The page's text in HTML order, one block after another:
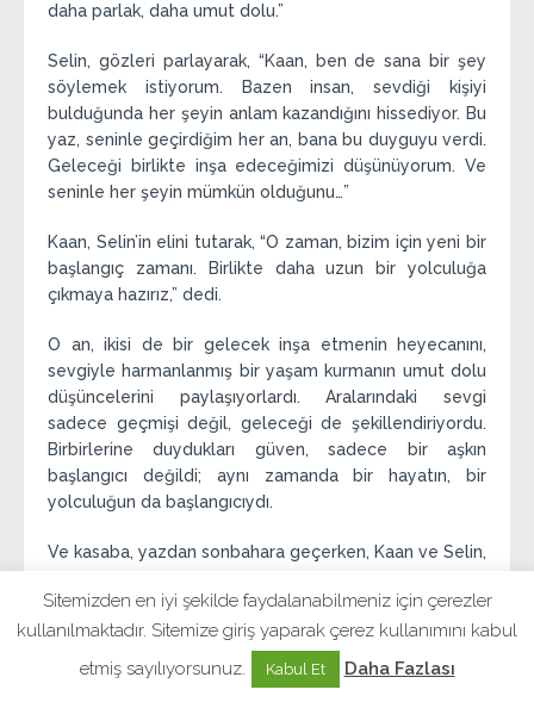
daha parlak, daha umut dolu.”
Selin, gözleri parlayarak, “Kaan, ben de sana bir şey
söylemek istiyorum. Bazen insan, sevdiği kişiyi
bulduğunda her şeyin anlam kazandığını hissediyor. Bu
yaz, seninle geçirdiğim her an, bana bu duyguyu verdi.
Geleceği birlikte inşa edeceğimizi düşünüyorum. Ve
seninle her şeyin mümkün olduğunu…”
Kaan, Selin’in elini tutarak, “O zaman, bizim için yeni bir
başlangıç zamanı. Birlikte daha uzun bir yolculuğa
çıkmaya hazırız,” dedi.
O an, ikisi de bir gelecek inşa etmenin heyecanını,
sevgiyle harmanlanmış bir yaşam kurmanın umut dolu
düşüncelerini paylaşıyorlardı. Aralarındaki sevgi
sadece geçmişi değil, geleceği de şekillendiriyordu.
Birbirlerine duydukları güven, sadece bir aşkın
başlangıcı değildi; aynı zamanda bir hayatın, bir
yolculuğun da başlangıcıydı.
Ve kasaba, yazdan sonbahara geçerken, Kaan ve Selin,
anlamışlardı. Geçmişin yansımasından, kaybolmuş
hislerden arınarak, geleceğe umutla adım atıyorlardı.
Artık yalnızca birbirlerine değil, hayatın her anına
güveniyorlardı. Aşkları, bir zamanlar kaybolmuş gibi
Sitemizden en iyi şekilde faydalanabilmeniz için çerezler
kullanılmaktadır. Sitemize giriş yaparak çerez kullanımını kabul
etmiş sayılıyorsunuz.
Kabul Et Daha Fazlası